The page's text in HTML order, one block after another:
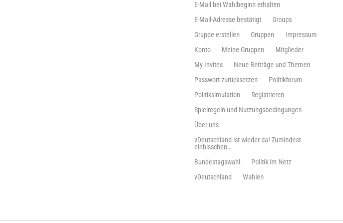
E-Mail bei Wahlbeginn erhalten
E-Mail-Adresse bestätigt
Groups
Gruppe erstellen
Gruppen
Impressum
Konto
Meine Gruppen
Mitglieder
My Invites
Neue Beiträge und Themen
Passwort zurücksetzen
Politikforum
Politiksimulation
Registrieren
Spielregeln und Nutzungsbedingungen
Über uns
vDeutschland ist wieder da! Zumindest
einbisschen…
Bundestagswahl
Politik im Netz
vDeutschland
Wahlen